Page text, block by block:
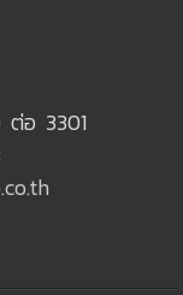
อ 3301